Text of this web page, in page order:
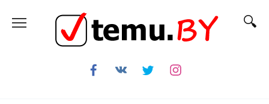
содержанию